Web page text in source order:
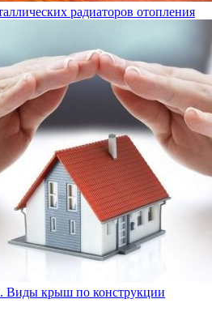
радиаторов отопления
Виды крыш по конструкции